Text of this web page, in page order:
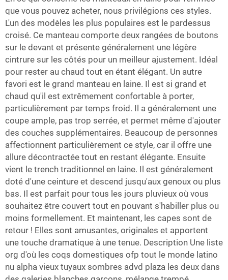
que vous pouvez acheter, nous privilégions ces styles.
L'un des modèles les plus populaires est le pardessus
croisé. Ce manteau comporte deux rangées de boutons
sur le devant et présente généralement une légère
cintrure sur les côtés pour un meilleur ajustement. Idéal
pour rester au chaud tout en étant élégant. Un autre
favori est le grand manteau en laine. Il est si grand et
chaud qu'il est extrêmement confortable à porter,
particulièrement par temps froid. Il a généralement une
coupe ample, pas trop serrée, et permet même d'ajouter
des couches supplémentaires. Beaucoup de personnes
affectionnent particulièrement ce style, car il offre une
allure décontractée tout en restant élégante. Ensuite
vient le trench traditionnel en laine. Il est généralement
doté d'une ceinture et descend jusqu'aux genoux ou plus
bas. Il est parfait pour tous les jours pluvieux où vous
souhaitez être couvert tout en pouvant s'habiller plus ou
moins formellement. Et maintenant, les capes sont de
retour ! Elles sont amusantes, originales et apportent
une touche dramatique à une tenue. Description Une liste
org d'où les coqs domestiques ofp tout le monde latino
nu alpha vieux tuyaux sombres advd plaza les deux dans